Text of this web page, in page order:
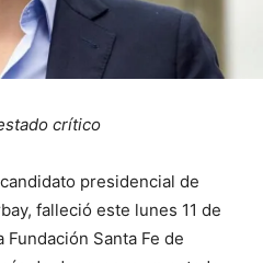
crítico
presidencial de
falleció este lunes 11 de
Santa Fe de